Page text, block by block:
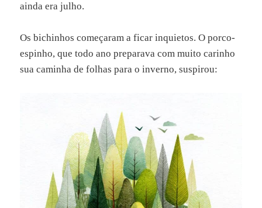
ainda era julho.
Os bichinhos começaram a ficar inquietos. O porco-
espinho, que todo ano preparava com muito carinho
sua caminha de folhas para o inverno, suspirou: